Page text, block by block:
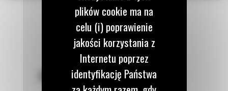
POZOSTAŃMY W KONTAKCIE
plików cookie ma na
celu (i) poprawienie
jakości korzystania z
Internetu poprzez
identyfikację Państwa